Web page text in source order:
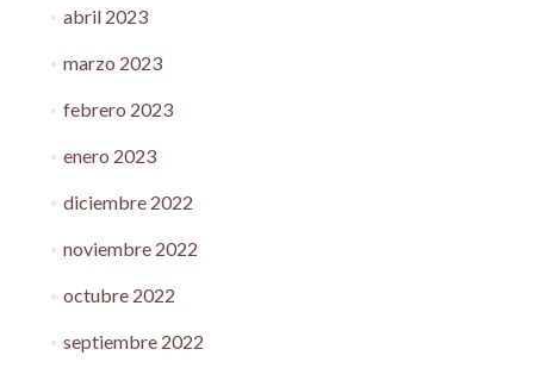
abril 2023
marzo 2023
febrero 2023
enero 2023
diciembre 2022
noviembre 2022
octubre 2022
septiembre 2022